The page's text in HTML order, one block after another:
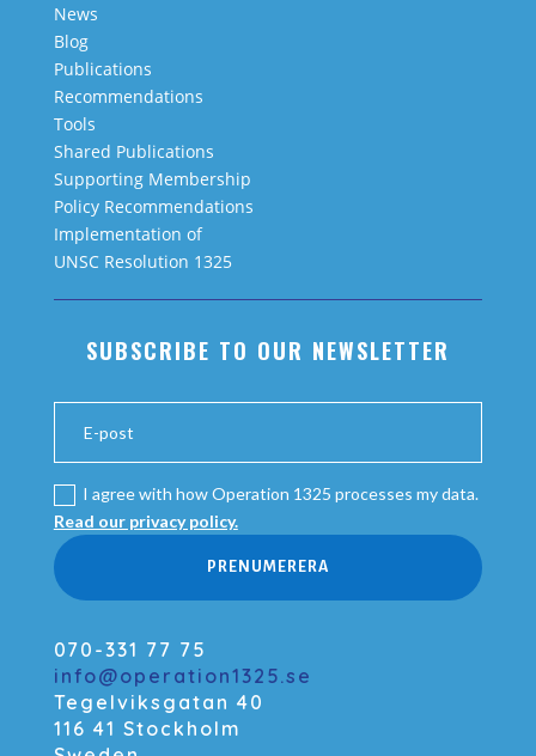
News
Blog
Publications
Recommendations
Tools
Shared Publications
Supporting Membership
Policy Recommendations
Implementation of
UNSC Resolution 1325
SUBSCRIBE TO OUR NEWSLETTER
I agree with how Operation 1325 processes my data.
Read our privacy policy.
PRENUMERERA
070-331 77 75
info@operation1325.se
Tegelviksgatan 40
116 41 Stockholm